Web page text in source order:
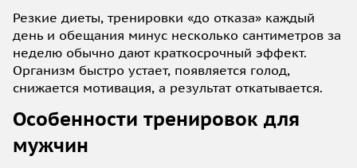
Резкие диеты, тренировки «до отказа» каждый
день и обещания минус несколько сантиметров за
неделю обычно дают краткосрочный эффект.
Организм быстро устает, появляется голод,
снижается мотивация, а результат откатывается.
Особенности тренировок для
мужчин